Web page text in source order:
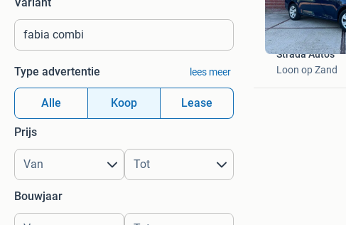
Type advertentie lees meer
Alle Koop Lease
Prijs
Bouwjaar
Strada Auto's
Loon op Zand